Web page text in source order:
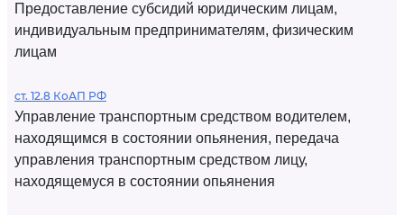
Предоставление субсидий юридическим лицам,
индивидуальным предпринимателям, физическим
лицам
ст. 12.8 КоАП РФ
Управление транспортным средством водителем,
находящимся в состоянии опьянения, передача
управления транспортным средством лицу,
находящемуся в состоянии опьянения